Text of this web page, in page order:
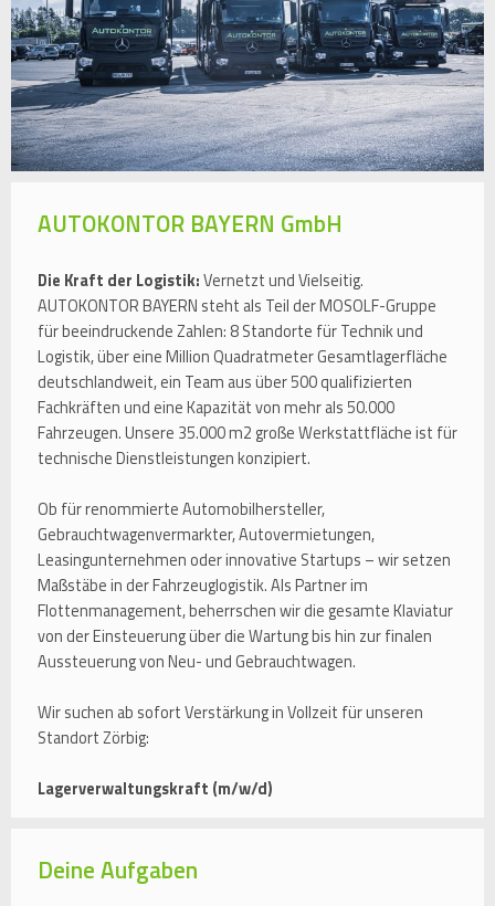
AUTOKONTOR BAYERN GmbH
Die Kraft der Logistik:Vernetzt und Vielseitig.
AUTOKONTOR BAYERN steht als Teil der MOSOLF-Gruppe
für beeindruckende Zahlen: 8 Standorte für Technik und
Logistik, über eine Million Quadratmeter Gesamtlagerfläche
deutschlandweit, ein Team aus über 500 qualifizierten
Fachkräften und eine Kapazität von mehr als 50.000
Fahrzeugen. Unsere 35.000 m2 große Werkstattfläche ist für
technische Dienstleistungen konzipiert.
Ob für renommierte Automobilhersteller,
Gebrauchtwagenvermarkter, Autovermietungen,
Leasingunternehmen oder innovative Startups – wir setzen
Maßstäbe in der Fahrzeuglogistik. Als Partner im
Flottenmanagement, beherrschen wir die gesamte Klaviatur
von der Einsteuerung über die Wartung bis hin zur finalen
Aussteuerung von Neu- und Gebrauchtwagen.
Wir suchen ab sofort Verstärkung in Vollzeit für unseren
Standort Zörbig:
Lagerverwaltungskraft (m/w/d)
Deine Aufgaben